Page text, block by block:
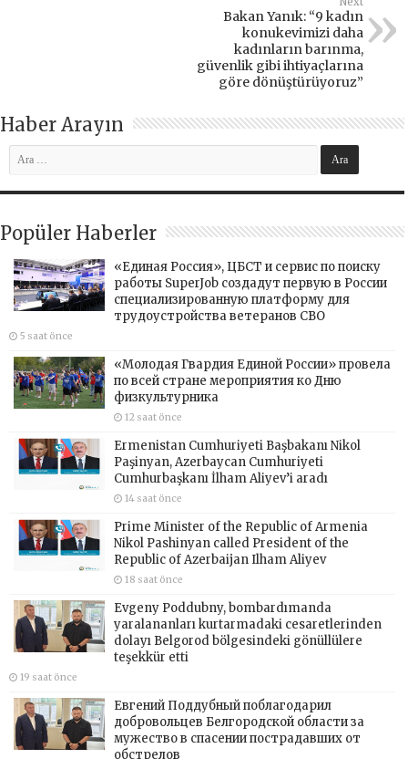
Bakan Yanık: “9 kadın
konukevimizi daha
kadınların barınma,
güvenlik gibi ihtiyaçlarına
göre dönüştürüyoruz”
Haber Arayın
Popüler Haberler
«Единая Россия», ЦБСТ и сервис по поиску
работы SuperJob создадут первую в России
специализированную платформу для
трудоустройства ветеранов СВО
5 saat önce
«Молодая Гвардия Единой России» провела
по всей стране мероприятия ко Дню
физкультурника
12 saat önce
Ermenistan Cumhuriyeti Başbakanı Nikol
Paşinyan, Azerbaycan Cumhuriyeti
Cumhurbaşkanı İlham Aliyev’i aradı
14 saat önce
Prime Minister of the Republic of Armenia
Nikol Pashinyan called President of the
Republic of Azerbaijan Ilham Aliyev
18 saat önce
Evgeny Poddubny, bombardımanda
yaralananları kurtarmadaki cesaretlerinden
dolayı Belgorod bölgesindeki gönüllülere
teşekkür etti
19 saat önce
Евгений Поддубный поблагодарил
добровольцев Белгородской области за
мужество в спасении пострадавших от
обстрелов